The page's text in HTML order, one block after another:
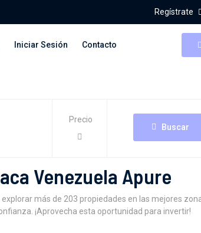
Regístrate
Iniciar Sesión Contacto
Precio
Buscar
Venezuela Apure
más de 203 propiedades en las mejores
¡Aprovecha esta oportunidad para invertir!